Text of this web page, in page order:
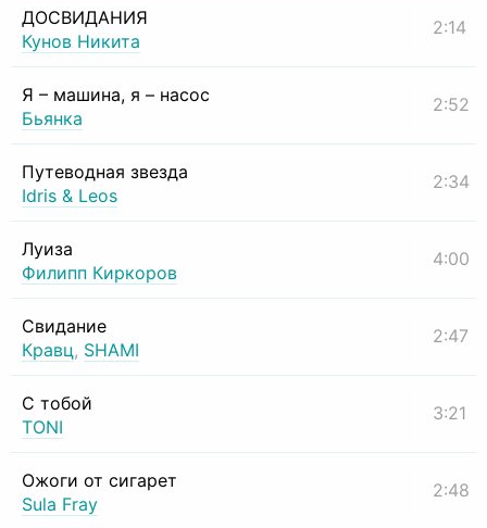
ДОСВИДАНИЯ
Кунов Никита
2:14
Я – машина, я – насос
Бьянка
2:52
Путеводная звезда
Idris & Leos
2:34
Луиза
Филипп Киркоров
4:00
Свидание
Кравц, SHAMI
2:47
С тобой
TONI
3:21
Ожоги от сигарет
Sula Fray
2:48